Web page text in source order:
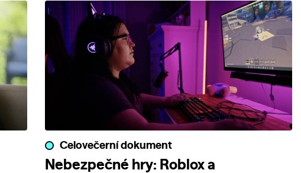
Celovečerní dokument
Nebezpečné hry: Roblox a